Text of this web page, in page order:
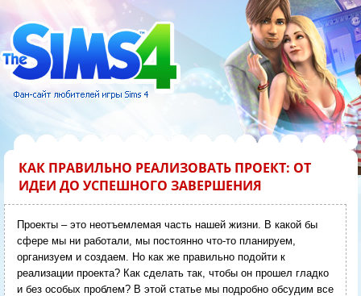
КАК ПРАВИЛЬНО РЕАЛИЗОВАТЬ ПРОЕКТ: ОТ
ИДЕИ ДО УСПЕШНОГО ЗАВЕРШЕНИЯ
Проекты – это неотъемлемая часть нашей жизни. В какой бы
сфере мы ни работали, мы постоянно что-то планируем,
организуем и создаем. Но как же правильно подойти к
реализации проекта? Как сделать так, чтобы он прошел гладко
и без особых проблем? В этой статье мы подробно обсудим все